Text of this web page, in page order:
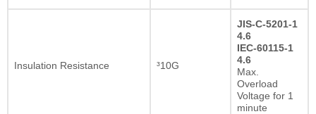
Insulation Resistance ³10G
JIS-C-5201-1
4.6
IEC-60115-1
4.6
Max.
Overload
Voltage for 1
minute